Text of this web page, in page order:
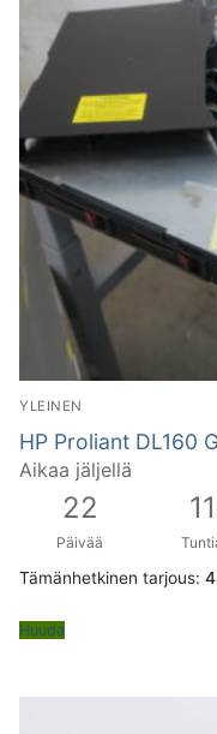
YLEINEN
HP Proliant DL160
Aikaa jäljellä
22
Päivää
11
Tämänhetkinen tarjous:
Huuda